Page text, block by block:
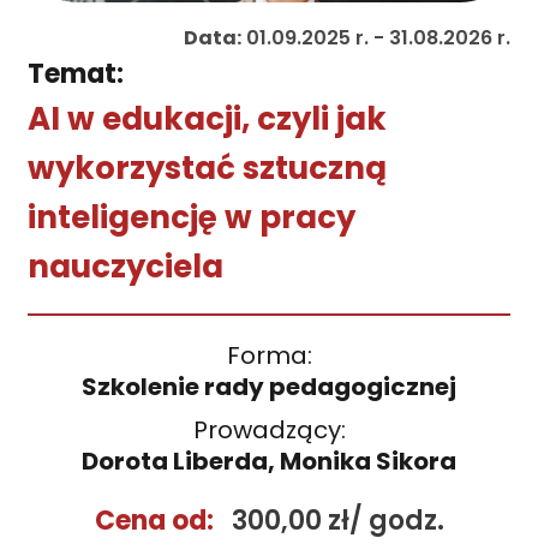
Temat:
Data: 01.09.2025 r. - 31.08.2026 r.
AI w edukacji, czyli jak
wykorzystać sztuczną
inteligencję w pracy
nauczyciela
Forma:
Szkolenie rady pedagogicznej
Prowadzący:
Dorota Liberda, Monika Sikora
Cena od: 300,00 zł/ godz.